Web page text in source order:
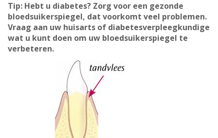
Tip: Hebt u diabetes? Zorg voor een gezonde
bloedsuikerspiegel, dat voorkomt veel problemen.
Vraag aan uw huisarts of diabetesverpleegkundige
wat u kunt doen om uw bloedsuikerspiegel te
verbeteren.